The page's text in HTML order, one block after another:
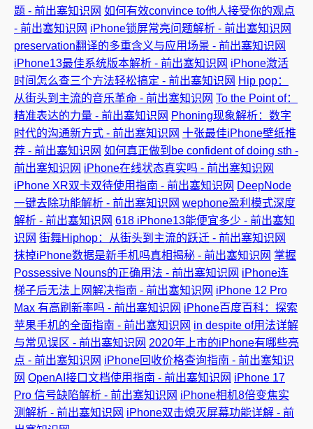
题 - 前出塞知识网 如何有效convince to他人接受你的观点
- 前出塞知识网 iPhone锁屏常亮问题解析 - 前出塞知识网
preservation翻译的多重含义与应用场景 - 前出塞知识网
iPhone13最佳系统版本解析 - 前出塞知识网 iPhone激活
时间怎么查三个方法轻松搞定 - 前出塞知识网 Hip pop：
从街头到主流的音乐革命 - 前出塞知识网 To the Point of：
精准表达的力量 - 前出塞知识网 Phoning现象解析：数字
时代的沟通新方式 - 前出塞知识网 十张最佳iPhone壁纸推
荐 - 前出塞知识网 如何真正做到be confident of doing sth -
前出塞知识网 iPhone在线状态真实吗 - 前出塞知识网
iPhone XR双卡双待使用指南 - 前出塞知识网 DeepNode
一键去除功能解析 - 前出塞知识网 wephone盈利模式深度
解析 - 前出塞知识网 618 iPhone13能便宜多少 - 前出塞知
识网 街舞Hiphop：从街头到主流的跃迁 - 前出塞知识网
抹掉iPhone数据是新手机吗真相揭秘 - 前出塞知识网 掌握
Possessive Nouns的正确用法 - 前出塞知识网 iPhone连
梯子后无法上网解决指南 - 前出塞知识网 iPhone 12 Pro
Max 有高刷新率吗 - 前出塞知识网 iPhone百度百科：探索
苹果手机的全面指南 - 前出塞知识网 in despite of用法详解
与常见误区 - 前出塞知识网 2020年上市的iPhone有哪些亮
点 - 前出塞知识网 iPhone回收价格查询指南 - 前出塞知识
网 OpenAI接口文档使用指南 - 前出塞知识网 iPhone 17
Pro 信号缺陷解析 - 前出塞知识网 iPhone相机8倍变焦实
测解析 - 前出塞知识网 iPhone双击熄灭屏幕功能详解 - 前